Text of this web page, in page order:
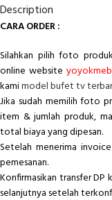
Description
CARA ORDER :
Silahkan pilih foto
online website
kamimodel bufet tv
Jika sudah memilih foto
item & jumlah produk,
total biaya yang dipesan.
Setelah menerima
pemesanan.
Konfirmasikan transfer
selanjutnya setelah